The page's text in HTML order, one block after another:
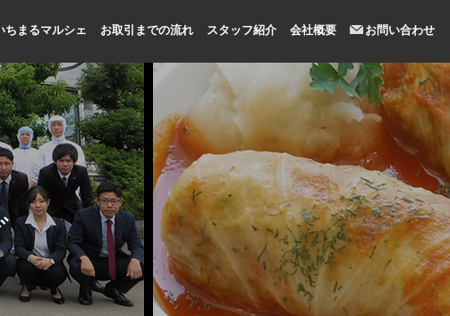
ちまるマルシェ お取引までの流れ スタッフ紹介 会社概要 お問い合わせ